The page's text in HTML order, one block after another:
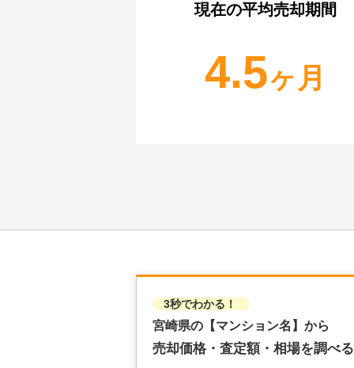
現在の平均売却期間
4.5ヶ月
3秒でわかる！
宮崎県の 【マンション名】から
売却価格・査定額・相場を調べる